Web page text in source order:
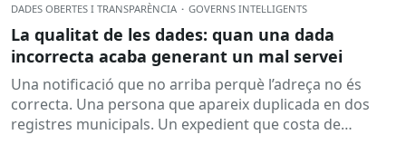
DADES OBERTES I TRANSPARÈNCIA · GOVERNS INTEL·LIGENTS
La qualitat de les dades: quan una dada
incorrecta acaba generant un mal servei
Una notificació que no arriba perquè l’adreça no és
correcta. Una persona que apareix duplicada en dos
registres municipals. Un expedient que costa de